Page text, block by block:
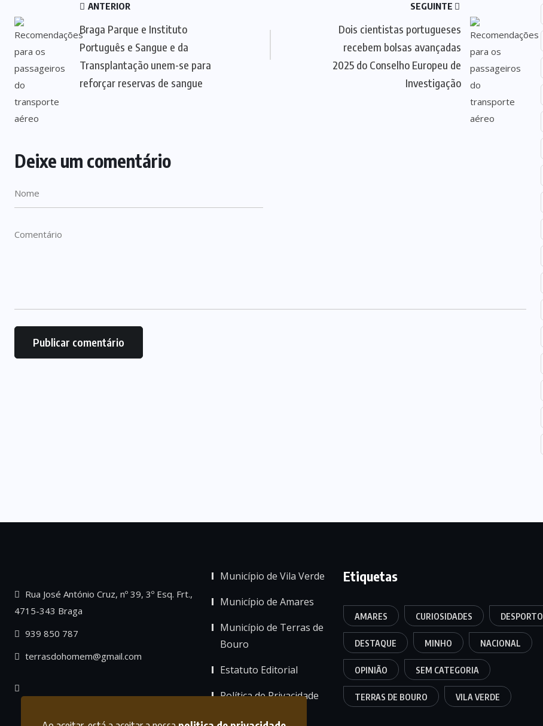
ANTERIOR
Braga Parque e Instituto
Português e Sangue e da
Transplantação unem-se para
reforçar reservas de sangue
SEGUINTE
Dois cientistas portugueses
recebem bolsas avançadas
2025 do Conselho Europeu de
Investigação
Deixe um comentário
Rua José António Cruz, nº 39, 3º Esq. Frt.,
4715-343 Braga
939 850 787
terrasdohomem@gmail.com
Município de Vila Verde
Município de Amares
Município de Terras de
Bouro
Estatuto Editorial
Política de Privacidade
Etiquetas
AMARES CURIOSIDADES DESPORTO
DESTAQUE MINHO NACIONAL
OPINIÃO SEM CATEGORIA
TERRAS DE BOURO VILA VERDE